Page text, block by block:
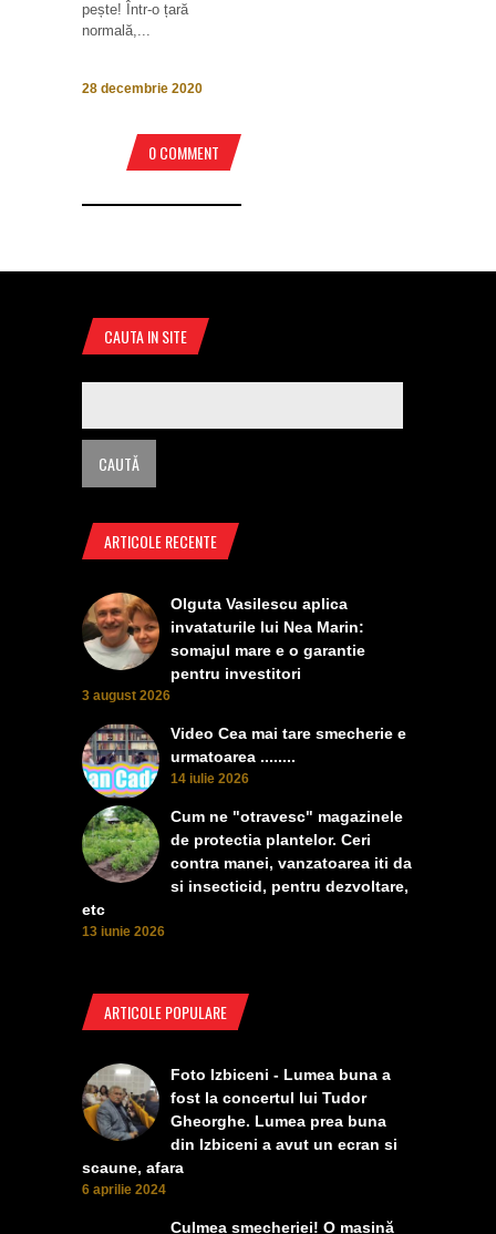
pește! Într-o țară
normală,...
28 decembrie 2020
0 COMMENT
CAUTA IN SITE
ARTICOLE RECENTE
Olguta Vasilescu aplica
invataturile lui Nea Marin:
somajul mare e o garantie
pentru investitori
3 august 2026
Video Cea mai tare smecherie e
urmatoarea ........
14 iulie 2026
Cum ne "otravesc" magazinele
de protectia plantelor. Ceri
contra manei, vanzatoarea iti da
si insecticid, pentru dezvoltare,
etc
13 iunie 2026
ARTICOLE POPULARE
Foto Izbiceni - Lumea buna a
fost la concertul lui Tudor
Gheorghe. Lumea prea buna
din Izbiceni a avut un ecran si
scaune, afara
6 aprilie 2024
Culmea smecheriei! O mașină